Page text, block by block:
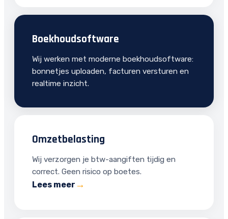
Boekhoudsoftware
Wij werken met moderne boekhoudsoftware:
bonnetjes uploaden, facturen versturen en
realtime inzicht.
Omzetbelasting
Wij verzorgen je btw-aangiften tijdig en
correct. Geen risico op boetes.
Lees meer